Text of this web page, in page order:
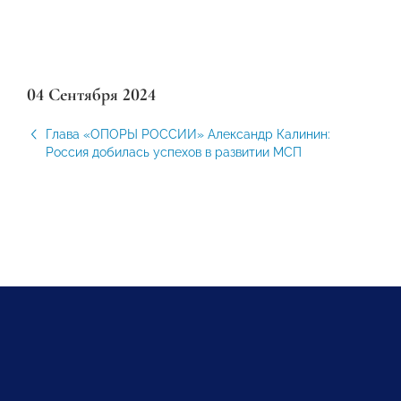
04 Сентября 2024
Глава «ОПОРЫ РОССИИ» Александр Калинин:
Россия добилась успехов в развитии МСП